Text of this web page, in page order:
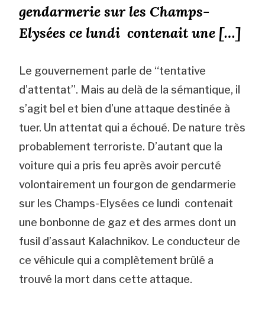
gendarmerie sur les Champs-
Elysées ce lundi contenait une […]
Le gouvernement parle de “tentative
d’attentat”. Mais au delà de la sémantique, il
s’agit bel et bien d’une attaque destinée à
tuer. Un attentat qui a échoué. De nature très
probablement terroriste. D’autant que la
voiture qui a pris feu après avoir percuté
volontairement un fourgon de gendarmerie
sur les Champs-Elysées ce lundi contenait
une bonbonne de gaz et des armes dont un
fusil d’assaut Kalachnikov. Le conducteur de
ce véhicule qui a complètement brûlé a
trouvé la mort dans cette attaque.